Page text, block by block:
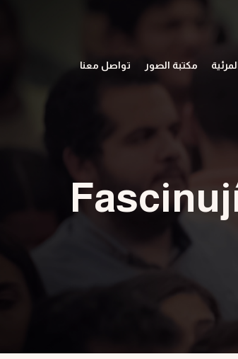
مكتبة الصور تواصل معنا